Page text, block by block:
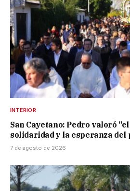
INTERIOR
San Cayetano: Pedro valoró
solidaridad y la esperanza del
7 de agosto de 2026